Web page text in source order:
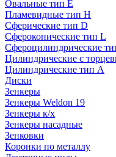
Овальные тип E
Пламевидные тип H
Сферические тип D
Сфероконические тип L
Сфероцилиндрические
Цилиндрические с
Цилиндрические тип А
Диски
Зенкеры
Зенкеры Weldon 19
Зенкеры к/х
Зенкеры насадные
Зенковки
Коронки по металлу